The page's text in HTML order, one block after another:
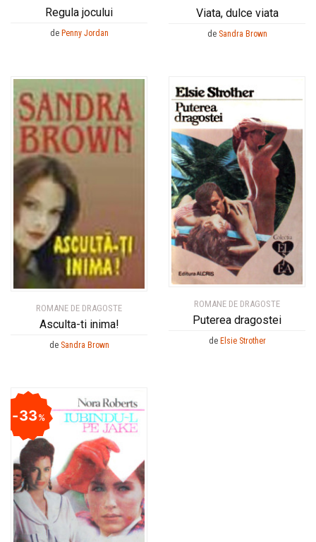
Regula jocului
de Penny Jordan
Viata, dulce viata
de Sandra Brown
ROMANE DE DRAGOSTE
Asculta-ti inima!
de Sandra Brown
ROMANE DE DRAGOSTE
Puterea dragostei
de Elsie Strother
33%